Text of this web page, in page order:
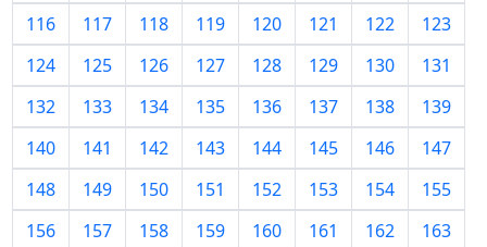
116
117 118 119 120 121 122
123
124
125 126 127 128 129 130
131
132
133 134 135 136 137 138
139
140
141 142 143 144 145 146
147
148
149 150 151 152 153 154
155
156
157 158 159 160 161 162
163